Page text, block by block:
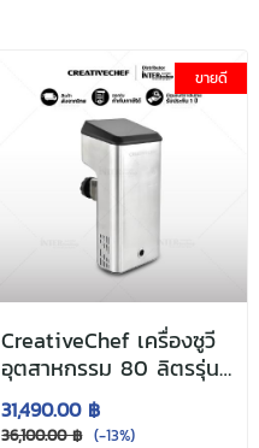
ขายดี
CreativeChef เครื่องซูวี
อุตสาหกรรม 80 ลิตรรุ่น
SV-2300
31,490.00 ฿
36,100.00 ฿ (-13%)